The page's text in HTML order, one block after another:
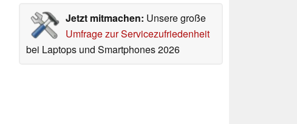
Jetzt mitmachen: Unsere große
Umfrage zur Servicezufriedenheit
bei Laptops und Smartphones 2026